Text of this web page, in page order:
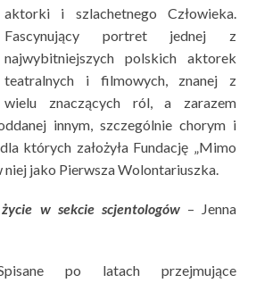
aktorki i szlachetnego Człowieka.
Fascynujący portret jednej z
najwybitniejszych polskich aktorek
teatralnych i filmowych, znanej z
wielu znaczących ról, a zarazem
innym, szczególnie chorym i
których założyła Fundację „Mimo
niej jako Pierwsza Wolontariuszka.
w sekcie scjentologów– Jenna
po latach przejmujące